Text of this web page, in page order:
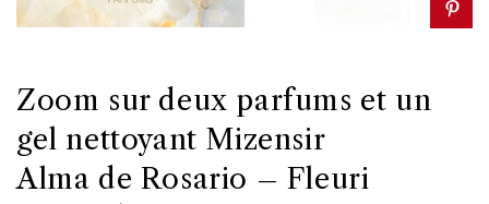
Zoom sur deux parfums et un
gel nettoyant Mizensir
Alma de Rosario – Fleuri